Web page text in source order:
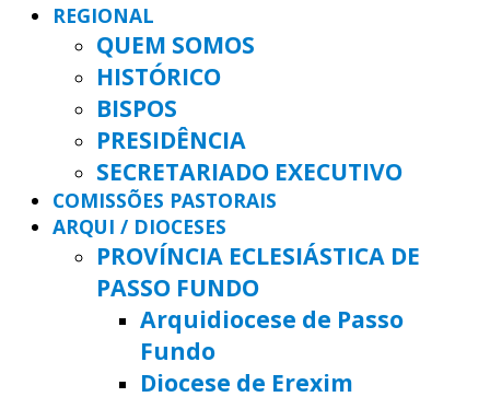
REGIONAL
QUEM SOMOS
HISTÓRICO
BISPOS
PRESIDÊNCIA
SECRETARIADO EXECUTIVO
COMISSÕES PASTORAIS
ARQUI / DIOCESES
PROVÍNCIA ECLESIÁSTICA DE
PASSO FUNDO
Arquidiocese de Passo
Fundo
Diocese de Erexim